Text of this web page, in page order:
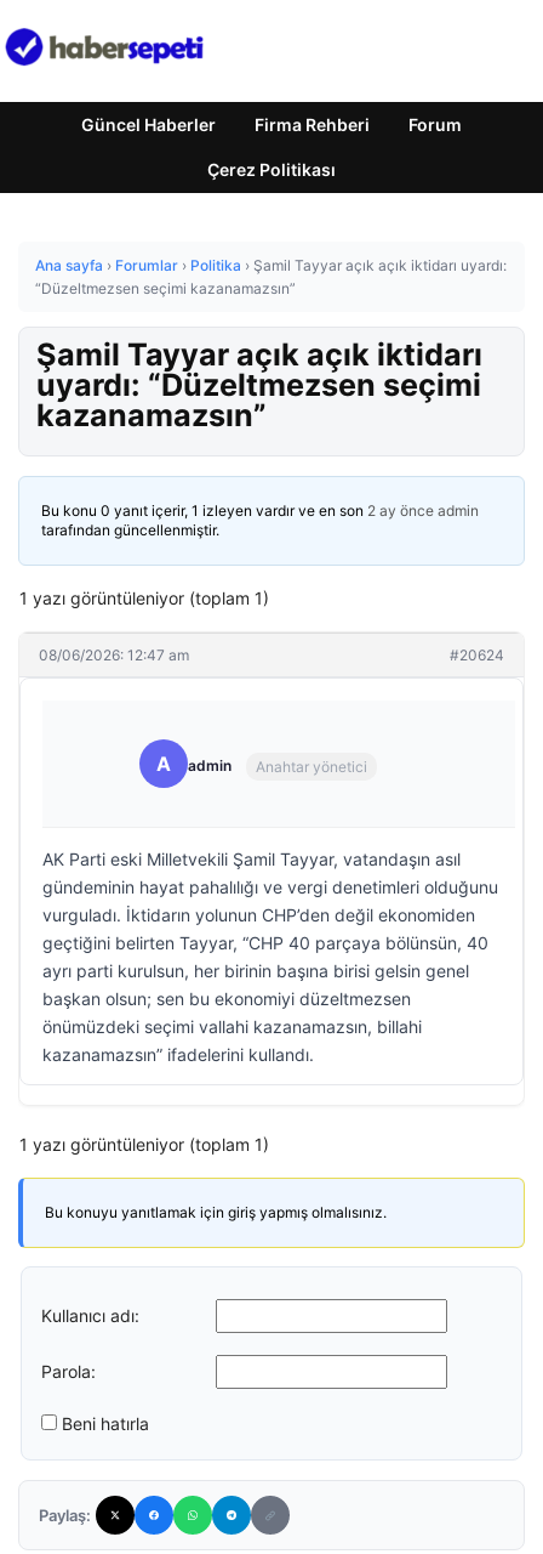
Güncel Haberler Firma Rehberi Forum
Çerez Politikası
Ana sayfa › Forumlar › Politika › Şamil Tayyar açık açık iktidarı uyardı:
“Düzeltmezsen seçimi kazanamazsın”
Şamil Tayyar açık açık iktidarı
uyardı: “Düzeltmezsen seçimi
kazanamazsın”
Bu konu 0 yanıt içerir, 1 izleyen vardır ve en son 2 ay önce admin
tarafından güncellenmiştir.
1 yazı görüntüleniyor (toplam 1)
08/06/2026: 12:47 am #20624
A admin Anahtar yönetici
AK Parti eski Milletvekili Şamil Tayyar, vatandaşın asıl
gündeminin hayat pahalılığı ve vergi denetimleri olduğunu
vurguladı. İktidarın yolunun CHP’den değil ekonomiden
geçtiğini belirten Tayyar, “CHP 40 parçaya bölünsün, 40
ayrı parti kurulsun, her birinin başına birisi gelsin genel
başkan olsun; sen bu ekonomiyi düzeltmezsen
önümüzdeki seçimi vallahi kazanamazsın, billahi
kazanamazsın” ifadelerini kullandı.
1 yazı görüntüleniyor (toplam 1)
Bu konuyu yanıtlamak için giriş yapmış olmalısınız.
Kullanıcı adı:
Parola:
Beni hatırla
Paylaş: